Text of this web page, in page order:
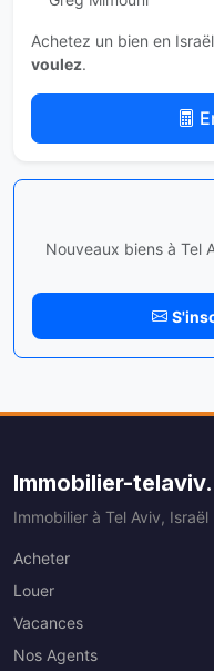
Achetez un bien en
voulez.
Nouveaux biens à Tel
Immobilier-
Immobilier à Tel Aviv, Israël
Acheter
Louer
Vacances
Nos Agents